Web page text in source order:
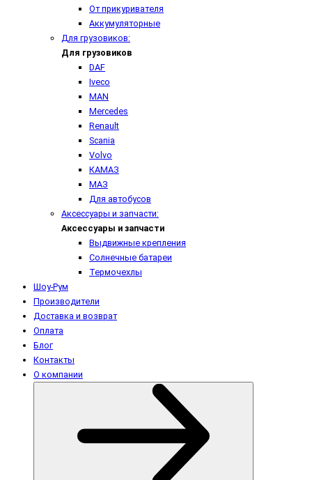
От прикуривателя
Аккумуляторные
Для грузовиков:
Для грузовиков
DAF
Iveco
MAN
Mercedes
Renault
Scania
Volvo
КАМАЗ
МАЗ
Для автобусов
Аксессуары и запчасти:
Аксессуары и запчасти
Выдвижные крепления
Солнечные батареи
Термочехлы
Шоу-Рум
Производители
Доставка и возврат
Оплата
Блог
Контакты
О компании